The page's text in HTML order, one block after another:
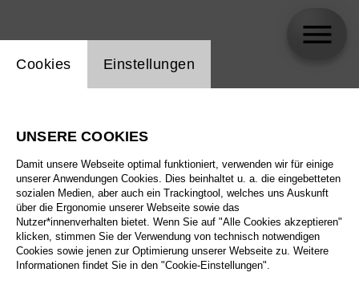
Einstellung Website Cookie
Cookies Einstellungen
UNSERE COOKIES
Damit unsere Webseite optimal funktioniert, verwenden wir für einige
unserer Anwendungen Cookies. Dies beinhaltet u. a. die eingebetteten
sozialen Medien, aber auch ein Trackingtool, welches uns Auskunft
über die Ergonomie unserer Webseite sowie das
Nutzer*innenverhalten bietet. Wenn Sie auf "Alle Cookies akzeptieren"
klicken, stimmen Sie der Verwendung von technisch notwendigen
Cookies sowie jenen zur Optimierung unserer Webseite zu. Weitere
Informationen findet Sie in den "Cookie-Einstellungen".